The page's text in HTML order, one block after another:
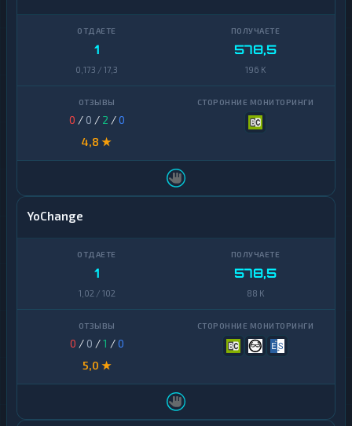
1
0,173 / 17,3
578,5
196 K
0 / 0 / 2 /0
4,8 ★
YoChange
1
1,02 / 102
578,5
88 K
0 / 0 /1 /0
5,0 ★